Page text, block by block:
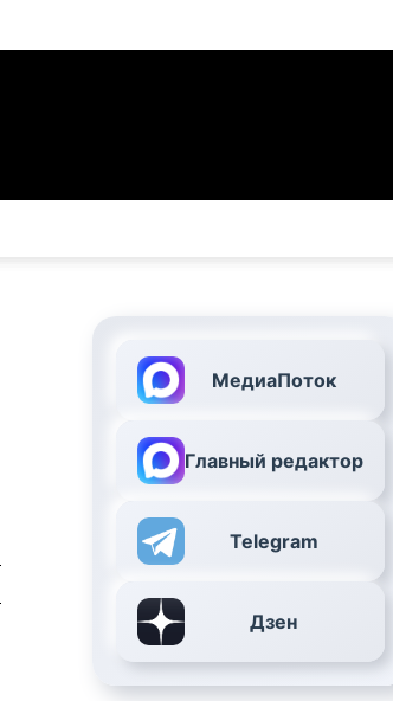
МедиаПоток
Главный редактор
Telegram
Дзен